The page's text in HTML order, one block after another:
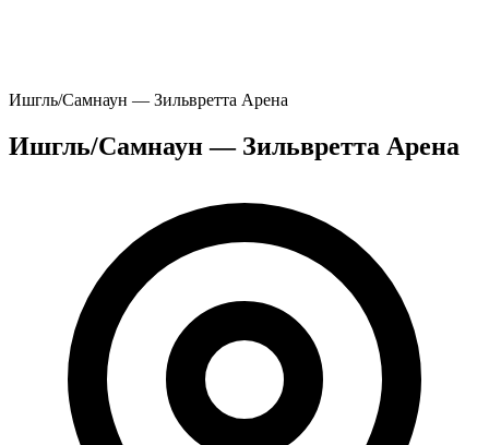
Ишгль/Самнаун — Зильвретта Арена
Ишгль/Самнаун — Зильвретта Арена